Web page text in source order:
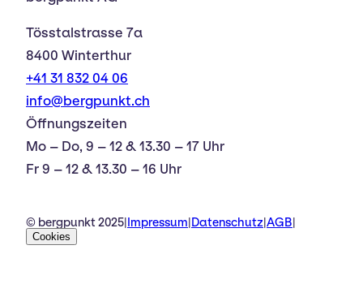
Tösstalstrasse 7a
8400 Winterthur
+41 31 832 04 06
info@bergpunkt.ch
Öffnungszeiten
Mo – Do, 9 – 12 & 13.30 – 17 Uhr
Fr 9 – 12 & 13.30 – 16 Uhr
© bergpunkt 2025|Impressum|Datenschutz|AGB|
Cookies